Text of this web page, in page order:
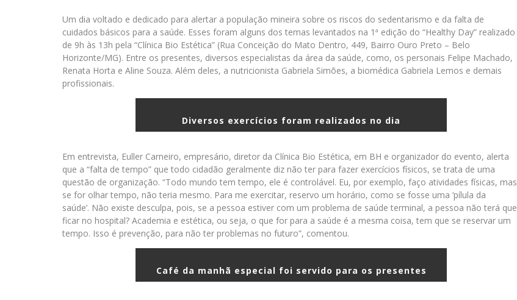
Um dia voltado e dedicado para alertar a população mineira sobre os riscos do sedentarismo e da falta de
cuidados básicos para a saúde. Esses foram alguns dos temas levantados na 1ª edição do “Healthy Day” realizado
de 9h às 13h pela “Clínica Bio Estética” (Rua Conceição do Mato Dentro, 449, Bairro Ouro Preto – Belo
Horizonte/MG). Entre os presentes, diversos especialistas da área da saúde, como, os personais Felipe Machado,
Renata Horta e Aline Souza. Além deles, a nutricionista Gabriela Simões, a biomédica Gabriela Lemos e demais
profissionais.
Diversos exercícios foram realizados no dia
Em entrevista, Euller Carneiro, empresário, diretor da Clínica Bio Estética, em BH e organizador do evento, alerta
que a “falta de tempo” que todo cidadão geralmente diz não ter para fazer exercícios físicos, se trata de uma
questão de organização. “Todo mundo tem tempo, ele é controlável. Eu, por exemplo, faço atividades físicas, mas
se for olhar tempo, não teria mesmo. Para me exercitar, reservo um horário, como se fosse uma ‘pílula da
saúde’. Não existe desculpa, pois, se a pessoa estiver com um problema de saúde terminal, a pessoa não terá que
ficar no hospital? Academia e estética, ou seja, o que for para a saúde é a mesma coisa, tem que se reservar um
tempo. Isso é prevenção, para não ter problemas no futuro”, comentou.
Café da manhã especial foi servido para os presentes